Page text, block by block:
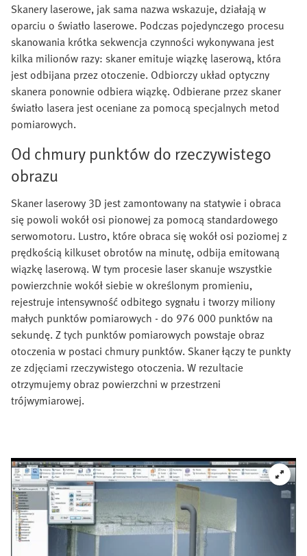
Skanery laserowe, jak sama nazwa wskazuje, działają w
oparciu o światło laserowe. Podczas pojedynczego procesu
skanowania krótka sekwencja czynności wykonywana jest
kilka milionów razy: skaner emituje wiązkę laserową, która
jest odbijana przez otoczenie. Odbiorczy układ optyczny
skanera ponownie odbiera wiązkę. Odbierane przez skaner
światło lasera jest oceniane za pomocą specjalnych metod
pomiarowych.
Od chmury punktów do rzeczywistego
obrazu
Skaner laserowy 3D jest zamontowany na statywie i obraca
się powoli wokół osi pionowej za pomocą standardowego
serwomotoru. Lustro, które obraca się wokół osi poziomej z
prędkością kilkuset obrotów na minutę, odbija emitowaną
wiązkę laserową. W tym procesie laser skanuje wszystkie
powierzchnie wokół siebie w określonym promieniu,
rejestruje intensywność odbitego sygnału i tworzy miliony
małych punktów pomiarowych - do 976 000 punktów na
sekundę. Z tych punktów pomiarowych powstaje obraz
otoczenia w postaci chmury punktów. Skaner łączy te punkty
ze zdjęciami rzeczywistego otoczenia. W rezultacie
otrzymujemy obraz powierzchni w przestrzeni
trójwymiarowej.